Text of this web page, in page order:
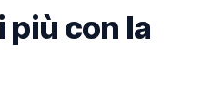
più con la